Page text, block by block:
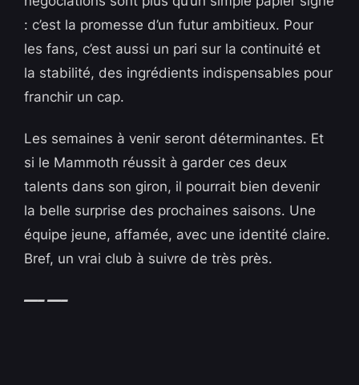
: c’est la promesse d’un futur ambitieux. Pour
les fans, c’est aussi un pari sur la continuité et
la stabilité, des ingrédients indispensables pour
franchir un cap.
Les semaines à venir seront déterminantes. Et
si le Mammoth réussit à garder ces deux
talents dans son giron, il pourrait bien devenir
la belle surprise des prochaines saisons. Une
équipe jeune, affamée, avec une identité claire.
Bref, un vrai club à suivre de très près.
—– —–